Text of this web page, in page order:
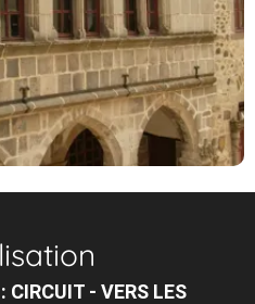
CIRCUIT - VERS LES